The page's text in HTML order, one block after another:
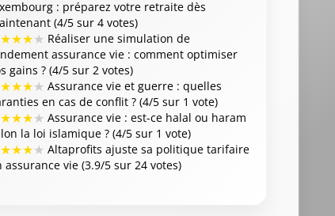
: préparez votre retraite dès
(4/5 sur 4 votes)
★★★★ Réaliser une simulation de
assurance vie : comment optimiser
gains ? (4/5 sur 2 votes)
★★★★ Assurance vie et guerre : quelles
en cas de conflit ? (4/5 sur 1 vote)
★★★★ Assurance vie : est-ce halal ou haram
la loi islamique ? (4/5 sur 1 vote)
★★★★ Altaprofits ajuste sa politique tarifaire
assurance vie (3.9/5 sur 24 votes)